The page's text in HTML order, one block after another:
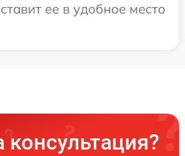
ее в удобное место